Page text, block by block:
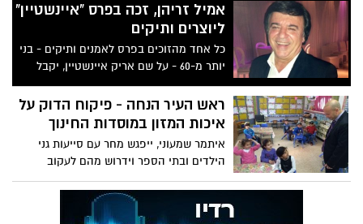
אמיל זריהן, זכה בפרס "איינשטיין"
ליוצרים ותיקים
כל אחד מהזוכים בפרס לאמנים ותיקים - בני
יותר מ-60 - על שם אריק איינשטיין, יקבל
מענק בסך 50 אלף שקלים
ראש העיר הנחה - פיקוח הדוק על
איכות המזון במוסדות החינוך
איתמר שמעוני, ייפגש מחר עם סייעות גני
הילדים ובתי הספר וידרוש מהם לעקוב
מקרוב אחר טיב המזון ולדווח על כל אירוע
חריג. שמעוני: "בריאות ילדינו היא מעל הכל"